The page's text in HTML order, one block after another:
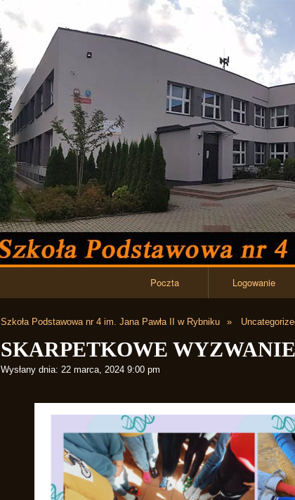
Poczta Logowanie
Szkoła Podstawowa nr 4 im. Jana Pawła II w Rybniku
SKARPETKOWE WYZWANIE
Wysłany dnia: 22 marca, 2024 9:00 pm